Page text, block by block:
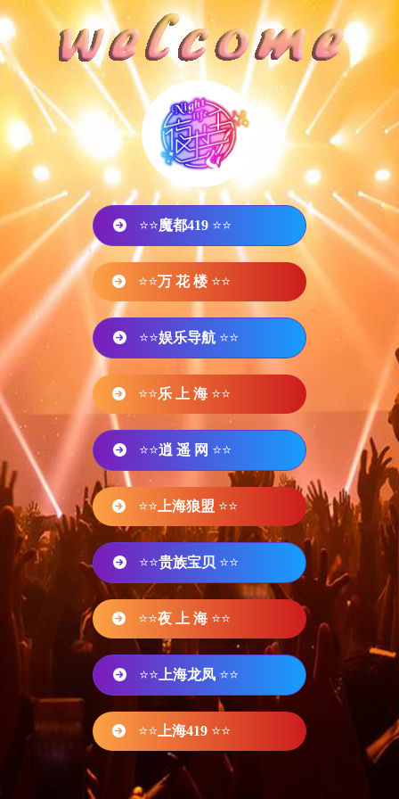
⭐⭐魔都419 ⭐⭐
⭐⭐万 花 楼 ⭐⭐
⭐⭐娱乐导航 ⭐⭐
⭐⭐乐 上 海 ⭐⭐
⭐⭐逍 遥 网 ⭐⭐
⭐⭐ 上海狼盟 ⭐⭐
⭐⭐贵族宝贝 ⭐⭐
⭐⭐夜 上 海 ⭐⭐
⭐⭐ 上海龙凤 ⭐⭐
⭐⭐ 上海419 ⭐⭐